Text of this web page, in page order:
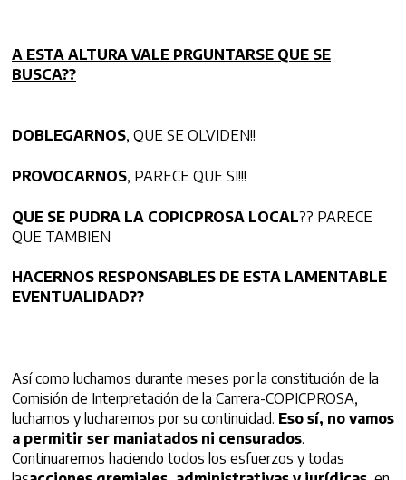
A ESTA ALTURA VALE PRGUNTARSE QUE SE
BUSCA??
DOBLEGARNOS, QUE SE OLVIDEN!!
PROVOCARNOS, PARECE QUE SI!!!
QUE SE PUDRA LA COPICPROSA LOCAL?? PARECE
QUE TAMBIEN
HACERNOS RESPONSABLES DE ESTA LAMENTABLE
EVENTUALIDAD??
Así como luchamos durante meses por la constitución de la
Comisión de Interpretación de la Carrera-COPICPROSA,
luchamos y lucharemos por su continuidad. Eso sí, no vamos
a permitir ser maniatados ni censurados.
Continuaremos haciendo todos los esfuerzos y todas